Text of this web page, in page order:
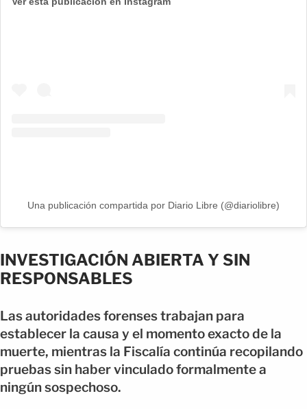
Una publicación compartida por Diario Libre (@diariolibre)
INVESTIGACIÓN ABIERTA Y SIN
RESPONSABLES
Las autoridades forenses trabajan para
establecer la causa y el momento exacto de la
muerte, mientras la Fiscalía continúa recopilando
pruebas sin haber vinculado formalmente a
ningún sospechoso.